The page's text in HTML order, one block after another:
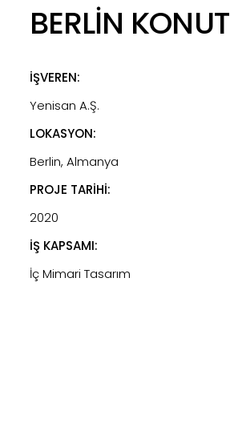
BERLİN KONUT
İŞVEREN:
Yenisan A.Ş.
LOKASYON:
Berlin, Almanya
PROJE TARİHİ:
2020
İŞ KAPSAMI:
İç Mimari Tasarım